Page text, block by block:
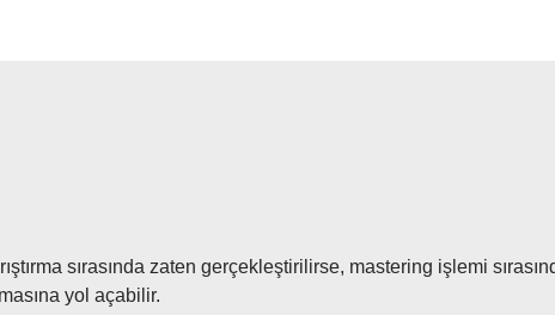
sırasında zaten gerçekleştirilirse, mastering işlemi
yol açabilir.